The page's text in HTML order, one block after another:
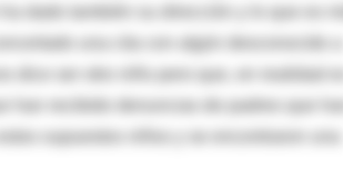
dado también su dirección y lo que es
una cita con algún desconocido a
dice ser otro niño pero que, en realidad es
han recibido denuncias de padres que han
supuestos niños y se encontraron una